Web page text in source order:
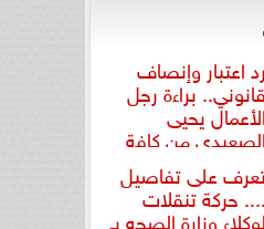
رد اعتبار وإنصاف
قانوني.. براءة رجل
الأعمال يحيى
الصعيدي من كافة
على تفاصيل
.... حركة تنقلات
لوكلاء وزارة الصحه بـ